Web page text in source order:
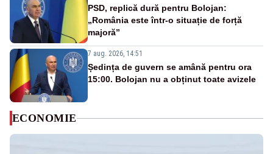
PSD, replică dură pentru Bolojan:
„România este într-o situație de forță
majoră”
7 aug. 2026, 14:51
Ședința de guvern se amână pentru ora
15:00. Bolojan nu a obținut toate avizele
ECONOMIE